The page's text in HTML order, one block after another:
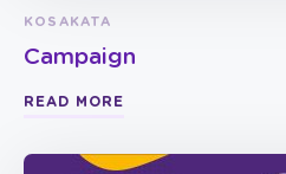
KOSAKATA
Campaign
READ MORE